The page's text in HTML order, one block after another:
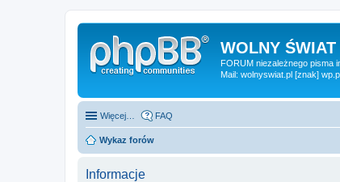
WOLNY ŚWIAT
FORUM niezależnego pisma
Mail: wolnyswiat.pl [znak]
Więcej… FAQ
Wykaz forów
Informacje